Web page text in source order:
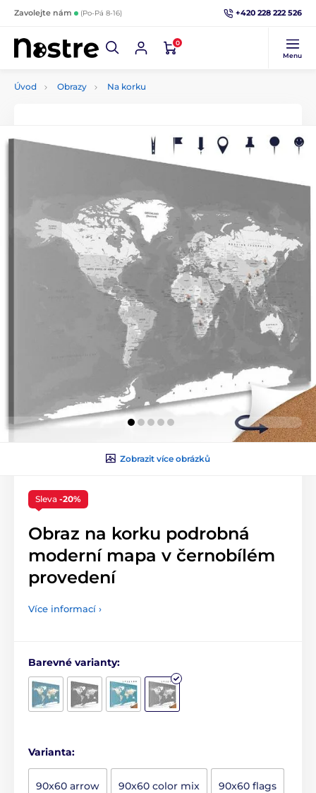
Zavolejte nám (Po-Pá 8-16) +420 228 222 526
0
Menu
Úvod Obrazy Na korku
Zobrazit více obrázků
Sleva -20%
Obraz na korku podrobná
moderní mapa v černobílém
provedení
Více informací ›
Barevné varianty:
Varianta:
90x60 arrow 90x60 color mix 90x60 flags